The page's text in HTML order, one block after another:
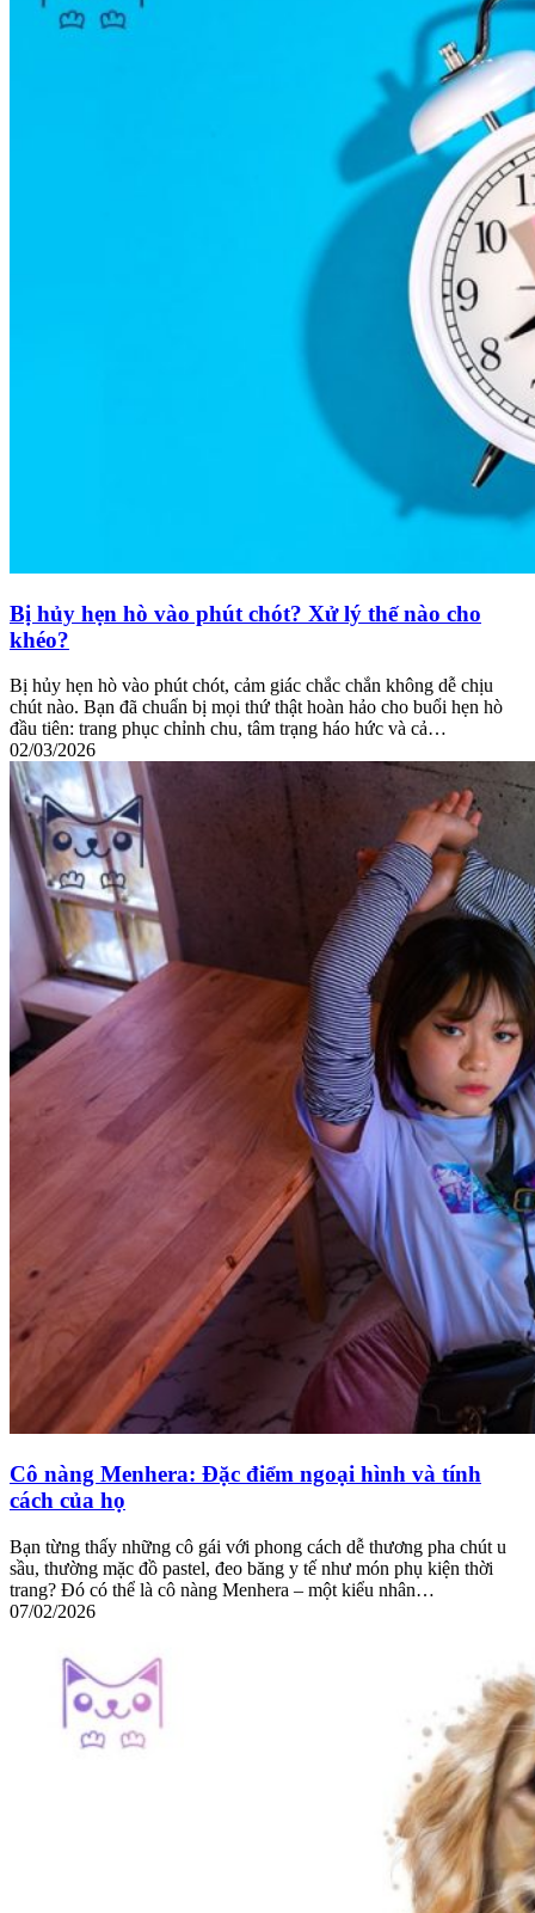
Bị hủy hẹn hò vào phút chót? Xử lý thế nào cho
khéo?
Bị hủy hẹn hò vào phút chót, cảm giác chắc chắn không dễ chịu
chút nào. Bạn đã chuẩn bị mọi thứ thật hoàn hảo cho buổi hẹn hò
đầu tiên: trang phục chỉnh chu, tâm trạng háo hức và cả…
02/03/2026
Cô nàng Menhera: Đặc điểm ngoại hình và tính
cách của họ
Bạn từng thấy những cô gái với phong cách dễ thương pha chút u
sầu, thường mặc đồ pastel, đeo băng y tế như món phụ kiện thời
trang? Đó có thể là cô nàng Menhera – một kiểu nhân…
07/02/2026